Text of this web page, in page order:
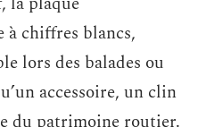
chiffres blancs,
lors des balades ou
accessoire, un clin